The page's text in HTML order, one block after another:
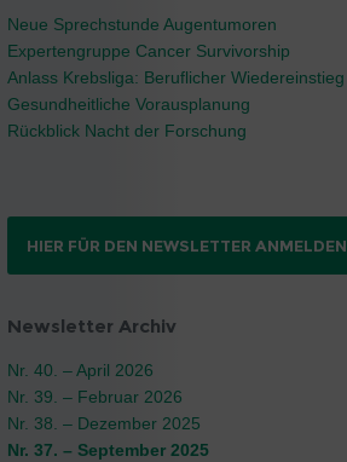
Neue Sprechstunde Augentumoren
Expertengruppe Cancer Survivorship
Anlass Krebsliga: Beruflicher Wiedereinstieg
Gesundheitliche Vorausplanung
Rückblick Nacht der Forschung
HIER FÜR DEN NEWSLETTER ANMELDEN
Newsletter Archiv
Nr. 40. – April 2026
Nr. 39. – Februar 2026
Nr. 38. – Dezember 2025
Nr. 37. – September 2025